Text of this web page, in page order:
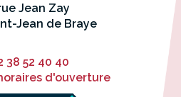
Jean Zay
Jean de Braye
38 52 40 40
d'ouverture